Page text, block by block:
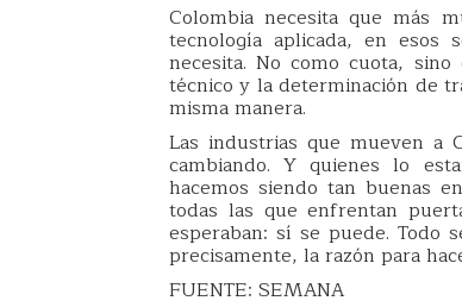
Colombia necesita que más
tecnología aplicada, en esos
necesita. No como cuota,
técnico y la determinación de
misma manera.
Las industrias que mueven a
cambiando. Y quienes lo
hacemos siendo tan buenas
todas las que enfrentan
esperaban: sí se puede. Todo
precisamente, la razón para
FUENTE: SEMANA